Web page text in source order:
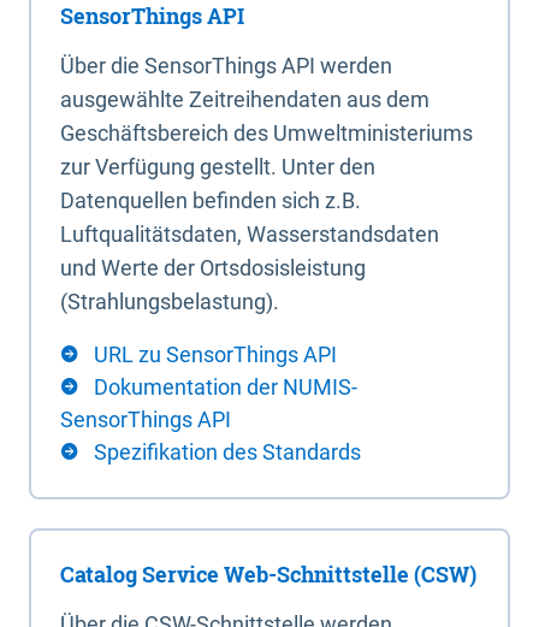
SensorThings API
Über die SensorThings API werden
ausgewählte Zeitreihendaten aus dem
Geschäftsbereich des Umweltministeriums
zur Verfügung gestellt. Unter den
Datenquellen befinden sich z.B.
Luftqualitätsdaten, Wasserstandsdaten
und Werte der Ortsdosisleistung
(Strahlungsbelastung).
URL zu SensorThings API
Dokumentation der NUMIS-
SensorThings API
Spezifikation des Standards
Catalog Service Web-Schnittstelle (CSW)